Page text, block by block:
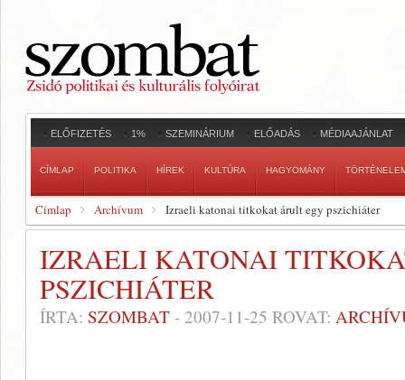
ELŐFIZETÉS 1% SZEMINÁRIUM ELŐADÁS MÉDIAAJÁNLAT
CÍMLAP POLITIKA HÍREK KULTÚRA HAGYOMÁNY
Címlap Archívum Izraeli katonai titkokat árult egy pszichiáter
IZRAELI KATONAI
PSZICHIÁTER
ÍRTA: SZOMBAT - 2007-11-25 ROVAT: